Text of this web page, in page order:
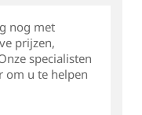
nog met
prijzen,
specialisten
om u te helpen